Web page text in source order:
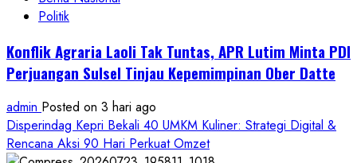
Politik
Konflik Agraria Laoli Tak Tuntas, APR Lutim Minta PDI
Perjuangan Sulsel Tinjau Kepemimpinan Ober Datte
admin Posted on 3 hari ago
Disperindag Kepri Bekali 40 UMKM Kuliner: Strategi Digital &
Rencana Aksi 90 Hari Perkuat Omzet